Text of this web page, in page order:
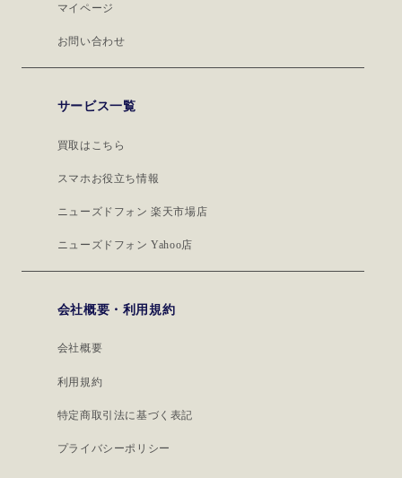
マイページ
お問い合わせ
サービス一覧
買取はこちら
スマホお役立ち情報
ニューズドフォン 楽天市場店
ニューズドフォン Yahoo店
会社概要・利用規約
会社概要
利用規約
特定商取引法に基づく表記
プライバシーポリシー